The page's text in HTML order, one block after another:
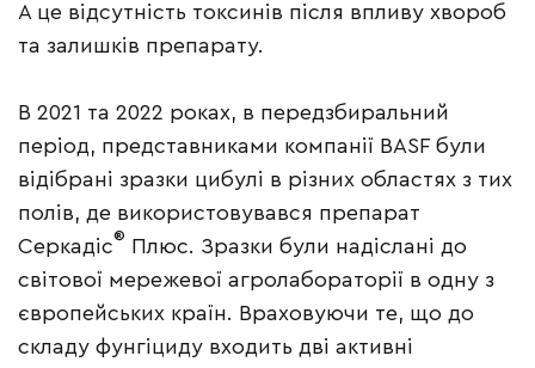
А це відсутність токсинів після впливу хвороб
та залишків препарату.
В 2021 та 2022 роках, в передзбиральний
період, представниками компанії BASF були
відібрані зразки цибулі в різних областях з тих
полів, де використовувався препарат
Серкадіс® Плюс. Зразки були надіслані до
світової мережевої агролабораторії в одну з
європейських країн. Враховуючи те, що до
складу фунгіциду входить дві активні